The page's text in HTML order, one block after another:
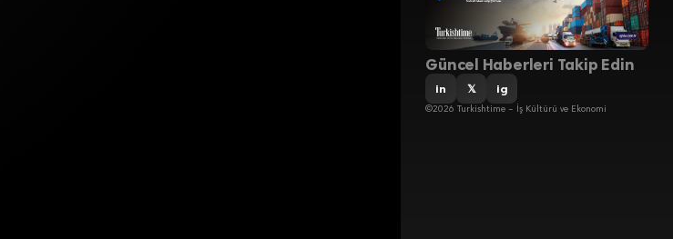
Güncel Haberleri Takip Edin
in 𝕏 ig
©2026 Turkishtime – İş Kültürü ve Ekonomi